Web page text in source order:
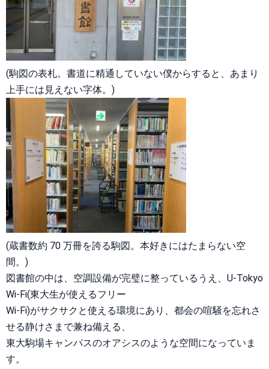
(駒図の表札。書道に精通していない僕からすると、あまり
上手には見えない字体。)
(蔵書数約 70 万冊を誇る駒図。本好きにはたまらない空
間。)
図書館の中は、空調設備が完璧に整っているうえ、U-Tokyo
Wi-Fi(東大生が使えるフリー
Wi-Fi)がサクサクと使える環境にあり、都会の喧騒を忘れさ
せる静けさまで兼ね備える、
東大駒場キャンパスのオアシスのような空間になっていま
す。